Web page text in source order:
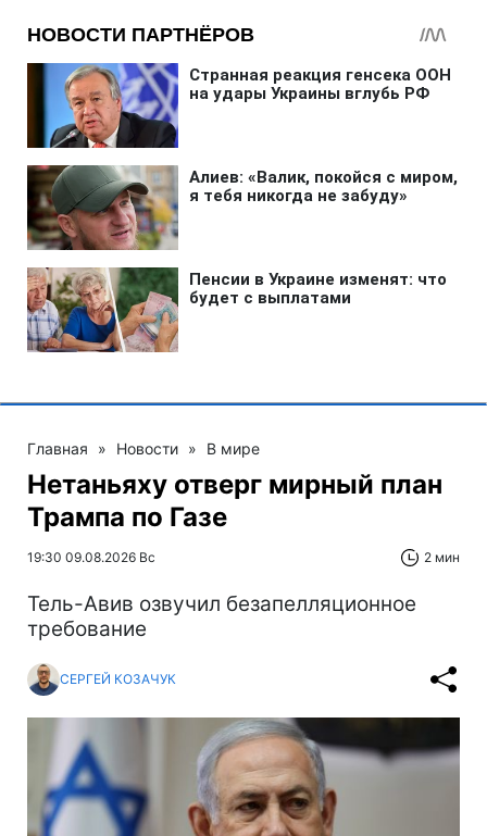
Главная » Новости » В мире
Нетаньяху отверг мирный план
Трампа по Газе
19:30 09.08.2026 Вс 2 мин
Тель-Авив озвучил безапелляционное
требование
СЕРГЕЙ КОЗАЧУК